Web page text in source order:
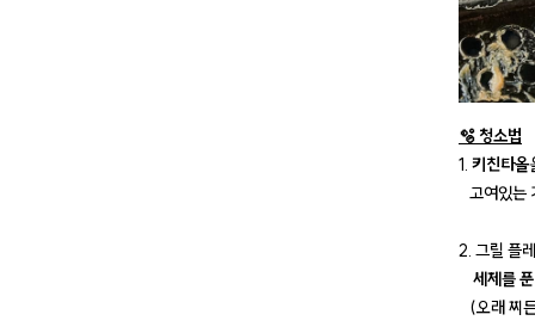
🫧 청소법
1. 키친타올
고여있는
2. 그릴 플
세제를
(오래 찌